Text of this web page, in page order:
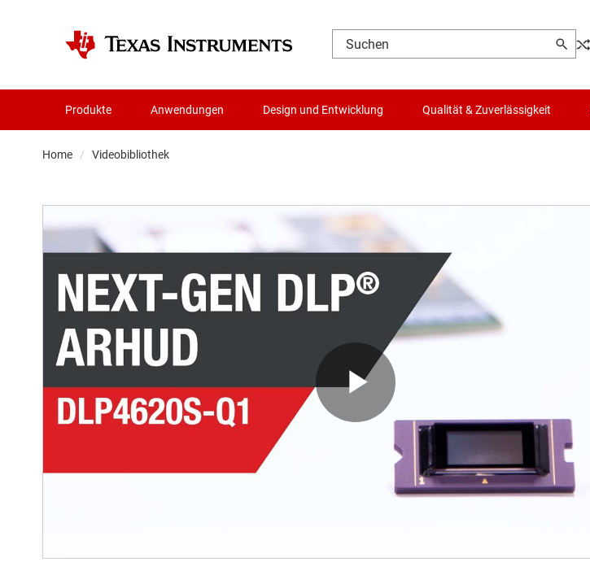
Produkte Anwendungen Design und Entwicklung Qualität & Zuverlässigkeit
Home Videobibliothek
Play
Video